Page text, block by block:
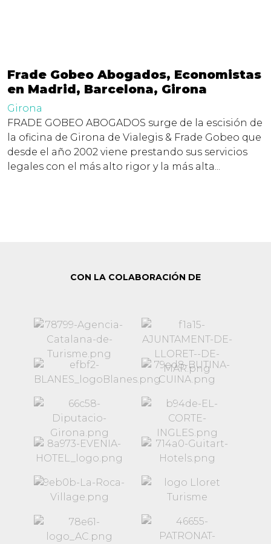
Frade Gobeo Abogados, Economistas
en Madrid, Barcelona, Girona
Girona
FRADE GOBEO ABOGADOS surge de la escisión de
la oficina de Girona de Vialegis & Frade Gobeo que
desde el año 2002 viene prestando sus servicios
legales con el más alto rigor y la más alta...
CON LA COLABORACIÓN DE